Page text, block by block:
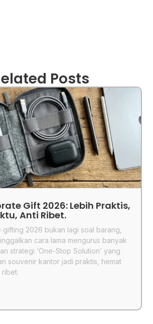
Posts
Gift 2026: Lebih Praktis,
Anti Ribet.
2026 bukan lagi soal barang,
cara lama mengurus banyak
strategi ‘One-Stop Solution’ yang
souvenir kantor jadi praktis, hemat
ribet.